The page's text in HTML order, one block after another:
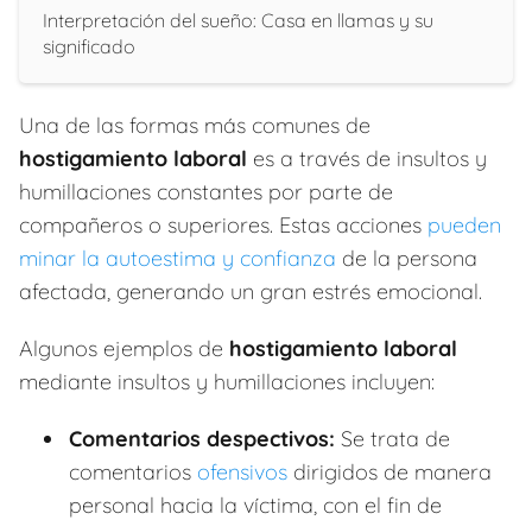
Interpretación del sueño: Casa en llamas y su
significado
Una de las formas más comunes de
hostigamiento laboral es a través de insultos y
humillaciones constantes por parte de
compañeros o superiores. Estas acciones pueden
minar la autoestima y confianza de la persona
afectada, generando un gran estrés emocional.
Algunos ejemplos de hostigamiento laboral
mediante insultos y humillaciones incluyen:
Comentarios despectivos: Se trata de
comentarios ofensivos dirigidos de manera
personal hacia la víctima, con el fin de